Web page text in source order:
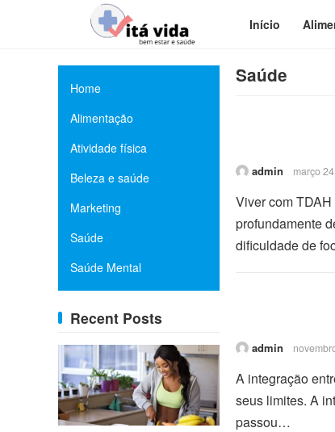
Início
Saúde
admin março
Viver com
profundamente
dificuldade de
admin
A integração
seus limites. A
passou…
Home
Alimentação
Atividade física
Beleza e saúde
Marketing
Saúde
Saúde Mental
Recent Posts